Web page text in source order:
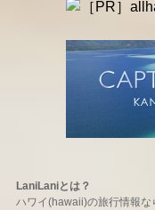
LaniLaniとは？
ハワイ(hawaii)の旅行情報